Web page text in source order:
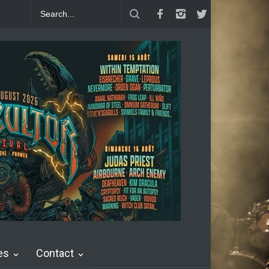
: Single Welcome To Life Crossbone Skully : Thunder Love
Contact